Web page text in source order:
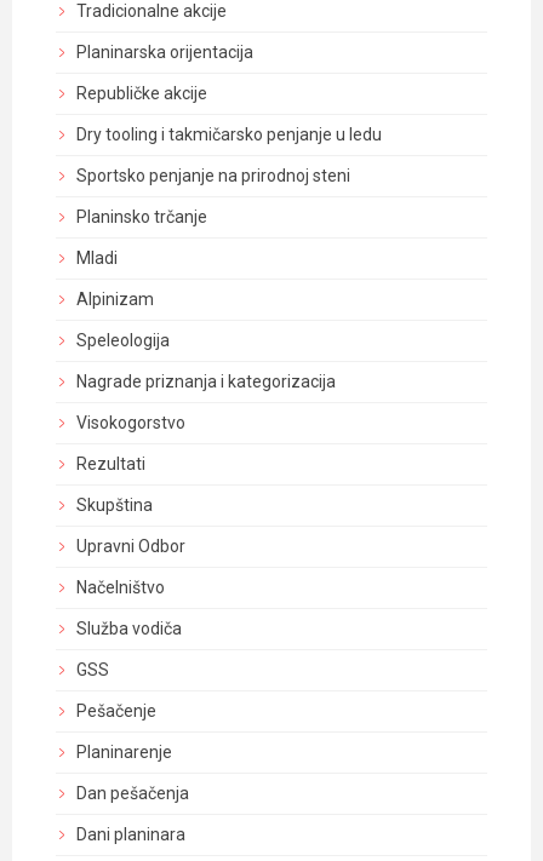
Tradicionalne akcije
Planinarska orijentacija
Republičke akcije
Dry tooling i takmičarsko penjanje u ledu
Sportsko penjanje na prirodnoj steni
Planinsko trčanje
Mladi
Alpinizam
Speleologija
Nagrade priznanja i kategorizacija
Visokogorstvo
Rezultati
Skupština
Upravni Odbor
Načelništvo
Služba vodiča
GSS
Pešačenje
Planinarenje
Dan pešačenja
Dani planinara